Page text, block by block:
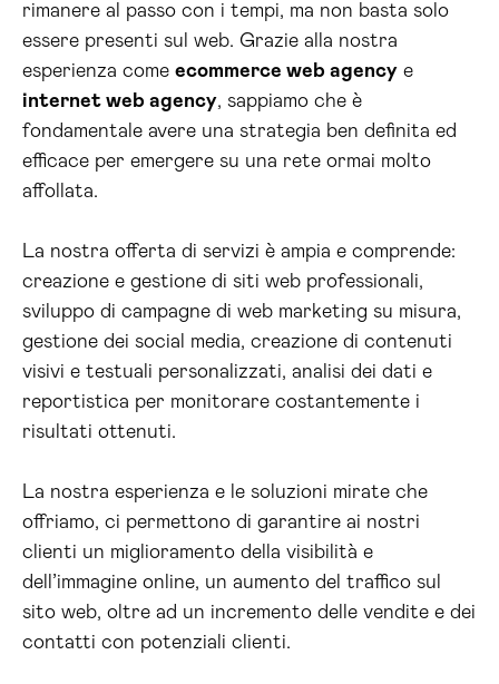
rimanere al passo con i tempi, ma non basta solo
essere presenti sul web. Grazie alla nostra
esperienza come ecommerce web agency e
internet web agency, sappiamo che è
fondamentale avere una strategia ben definita ed
efficace per emergere su una rete ormai molto
affollata.
La nostra offerta di servizi è ampia e comprende:
creazione e gestione di siti web professionali,
sviluppo di campagne di web marketing su misura,
gestione dei social media, creazione di contenuti
visivi e testuali personalizzati, analisi dei dati e
reportistica per monitorare costantemente i
risultati ottenuti.
La nostra esperienza e le soluzioni mirate che
offriamo, ci permettono di garantire ai nostri
clienti un miglioramento della visibilità e
dell’immagine online, un aumento del traffico sul
sito web, oltre ad un incremento delle vendite e dei
contatti con potenziali clienti.